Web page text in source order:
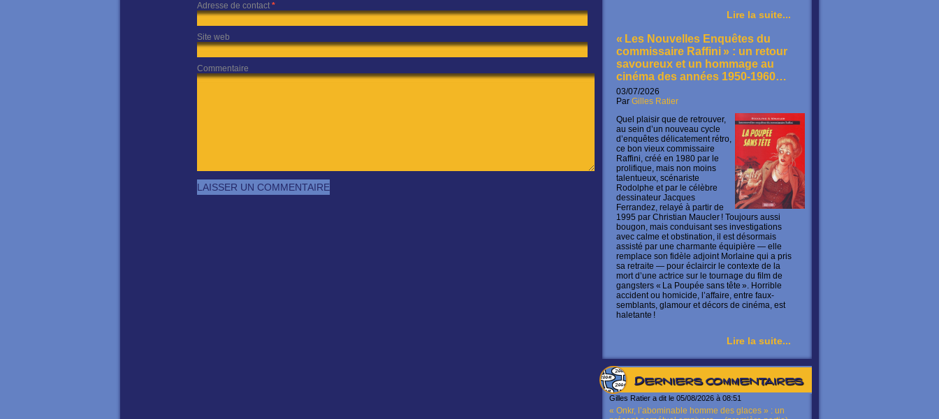
Lire la suite...
« Les Nouvelles Enquêtes du
commissaire Raffini » : un retour
savoureux et un hommage au
cinéma des années 1950-1960…
03/07/2026
Par Gilles Ratier
Quel plaisir que de retrouver,
au sein d’un nouveau cycle
d’enquêtes délicatement rétro,
ce bon vieux commissaire
Raffini, créé en 1980 par le
prolifique, mais non moins
talentueux, scénariste
Rodolphe et par le célèbre
dessinateur Jacques
Ferrandez, relayé à partir de
1995 par Christian Maucler ! Toujours aussi
bougon, mais conduisant ses investigations
avec calme et obstination, il est désormais
assisté par une charmante équipière — elle
remplace son fidèle adjoint Morlaine qui a pris
sa retraite — pour éclaircir le contexte de la
mort d’une actrice sur le tournage du film de
gangsters « La Poupée sans tête ». Horrible
accident ou homicide, l’affaire, entre faux-
semblants, glamour et décors de cinéma, est
haletante !
Lire la suite...
Derniers commentaires
Gilles Ratier a dit le 05/08/2026 à 08:51
« Onkr, l’abominable homme des glaces » : un
Adresse de contact *
Site web
Commentaire